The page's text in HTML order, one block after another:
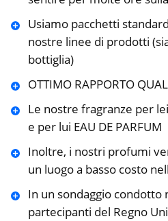
Usiamo pacchetti
nostre linee di prodotti
bottiglia)
OTTIMO RAPPORTO
Le nostre fragranze per
e per lui EAU DE PARFUM
Inoltre, i nostri profumi
un luogo a basso costo
In un sondaggio condotto
partecipanti del Regno